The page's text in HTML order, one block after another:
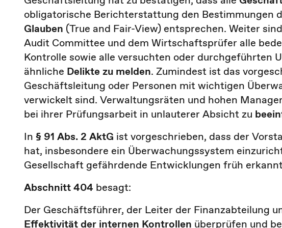
obligatorische Berichterstattung den Bestimmungen
Glauben (True and Fair-View) entsprechen. Weiter
Audit Committee und dem Wirtschaftsprüfer alle
Kontrolle sowie alle versuchten oder durchgeführten
ähnliche Delikte zu melden. Zumindest ist das
Geschäftsleitung oder Personen mit wichtigen
verwickelt sind. Verwaltungsräten und hohen
bei ihrer Prüfungsarbeit in unlauterer Absicht zu
In § 91 Abs. 2 AktG ist vorgeschrieben, dass der
hat, insbesondere ein Überwachungssystem
Gesellschaft gefährdende Entwicklungen früh
Abschnitt 404 besagt:
Der Geschäftsführer, der Leiter der Finanzabteilung
Effektivität der internen Kontrollen überprüfen und